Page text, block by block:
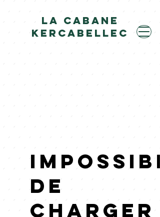
LA CABANE
KERCABELLEC
de
charger